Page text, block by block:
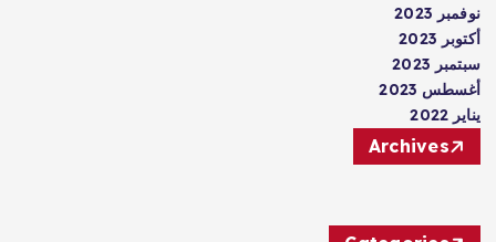
نوفمبر 2023
أكتوبر 2023
سبتمبر 2023
أغسطس 2023
يناير 2022
Archives